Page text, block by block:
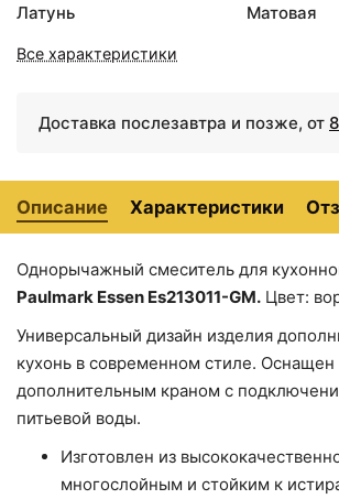
Латунь Матовая
Все характеристики
Доставка послезавтра и позже, от
Описание Характеристики
Однорычажный смеситель для
Paulmark Essen Es213011-GM. Цвет:
Универсальный дизайн изделия
кухонь в современном стиле. Оснащен
дополнительным краном с
питьевой воды.
Изготовлен из
многослойным и стойким к